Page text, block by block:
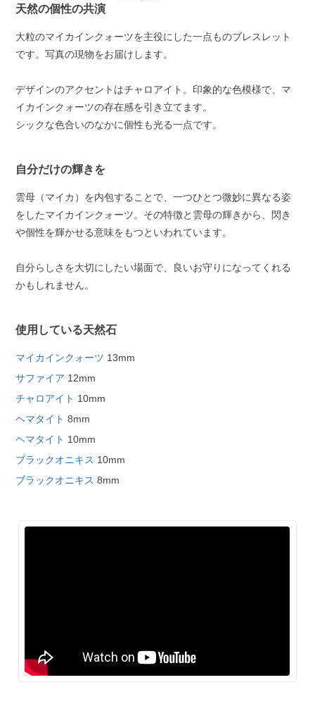
天然の個性の共演
大粒のマイカインクォーツを主役にした一点ものブレスレット
です。写真の現物をお届けします。
デザインのアクセントはチャロアイト。印象的な色模様で、マ
イカインクォーツの存在感を引き立てます。
シックな色合いのなかに個性も光る一点です。
自分だけの輝きを
雲母（マイカ）を内包することで、一つひとつ微妙に異なる姿
をしたマイカインクォーツ。その特徴と雲母の輝きから、閃き
や個性を輝かせる意味をもつといわれています。
自分らしさを大切にしたい場面で、良いお守りになってくれる
かもしれません。
使用している天然石
マイカインクォーツ 13mm
サファイア 12mm
チャロアイト 10mm
ヘマタイト 8mm
ヘマタイト 10mm
ブラックオニキス 10mm
ブラックオニキス 8mm